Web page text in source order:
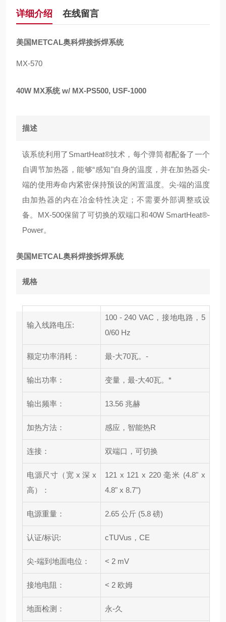
详细介绍 在线留言
美国METCAL奥科焊接拆焊系统
MX-570
40W MX系统 w/ MX-PS500, USF-1000
描述
该系统利用了SmartHeat®技术，每个弹筒都配备了一个
自调节加热器，能够“感知"自身的温度，并在加热器尖-
端的使用寿命内紧密保持预设的闲置温度。尖-端的温度
由加热器的内在冶金特性决定；不需要外部调整或设
备。MX-500保留了可切换的双端口和40W SmartHeat®-
Power。
美国METCAL奥科焊接拆焊系统
规格
输入线路电压:
100 - 240 VAC，接地电路，5
0/60 Hz
额定功率消耗： 最-大70瓦。-
输出功率： 变量，最-大40瓦。*
输出频率： 13.56 兆赫
加热方法： 感应，智能热R
连接： 双端口，可切换
电源尺寸（宽 x 深 x
高）：
121 x 121 x 220 毫米 (4.8" x
4.8" x 8.7")
电源重量： 2.65 公斤 (5.8 磅)
认证/标识: cTUVus，CE
尖-端到地面电位： < 2 mV
接地电阻： < 2 欧姆
地面检测： 永-久